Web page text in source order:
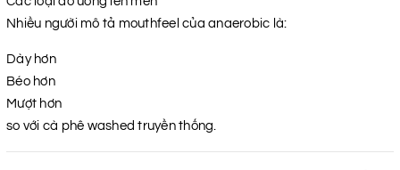
Nhiều người mô tả mouthfeel của anaerobic là:
Dày hơn
Béo hơn
Mượt hơn
so với cà phê washed truyền thống.